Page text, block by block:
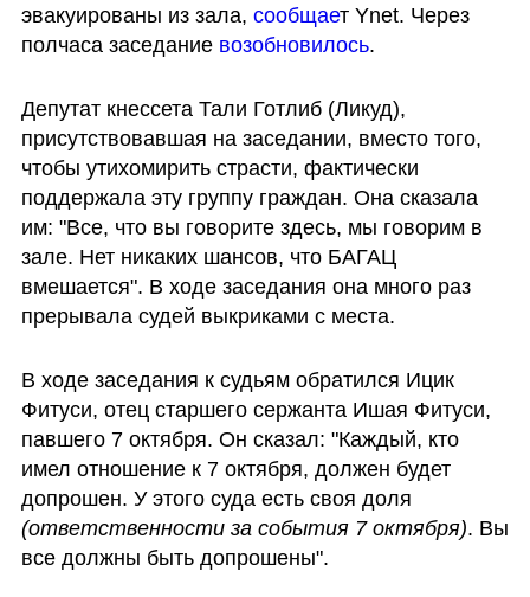
эвакуированы из зала, сообщает Ynet. Через
полчаса заседание возобновилось.
Депутат кнессета Тали Готлиб (Ликуд),
присутствовавшая на заседании, вместо того,
чтобы утихомирить страсти, фактически
поддержала эту группу граждан. Она сказала
им: "Все, что вы говорите здесь, мы говорим в
зале. Нет никаких шансов, что БАГАЦ
вмешается". В ходе заседания она много раз
прерывала судей выкриками с места.
В ходе заседания к судьям обратился Ицик
Фитуси, отец старшего сержанта Ишая Фитуси,
павшего 7 октября. Он сказал: "Каждый, кто
имел отношение к 7 октября, должен будет
(ответственности за события 7 октября). Вы
все должны быть допрошены".